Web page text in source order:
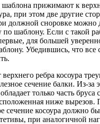
прижимают к
при этом две другие
должной сноровке можно
по шаблону. Если с такой
для большей
Убедившись, что все
ребра косоура
сечение балки. Из-за
только часть бруса
ниже вырезов.
сечение косоура должно
при аналогичной